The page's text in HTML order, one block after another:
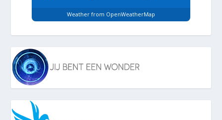
Weather from OpenWeatherMap